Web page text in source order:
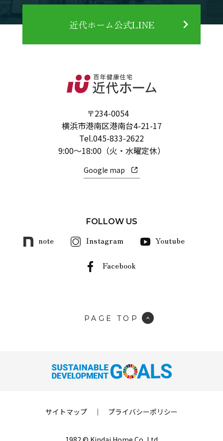
近代ホーム公式LINE
〒234-0054
横浜市港南区港南台4-21-17
Tel.045-833-2622
9:00～18:00（火・水曜定休）
Google map
FOLLOW US
note Instagram Youtube
Facebook
PAGE TOP
サイトマップ ｜ プライバシーポリシー